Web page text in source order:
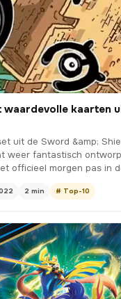
waardevolle kaarten
uit de Sword &amp;
weer fantastisch
officieel morgen pas in
2 min # Top-10